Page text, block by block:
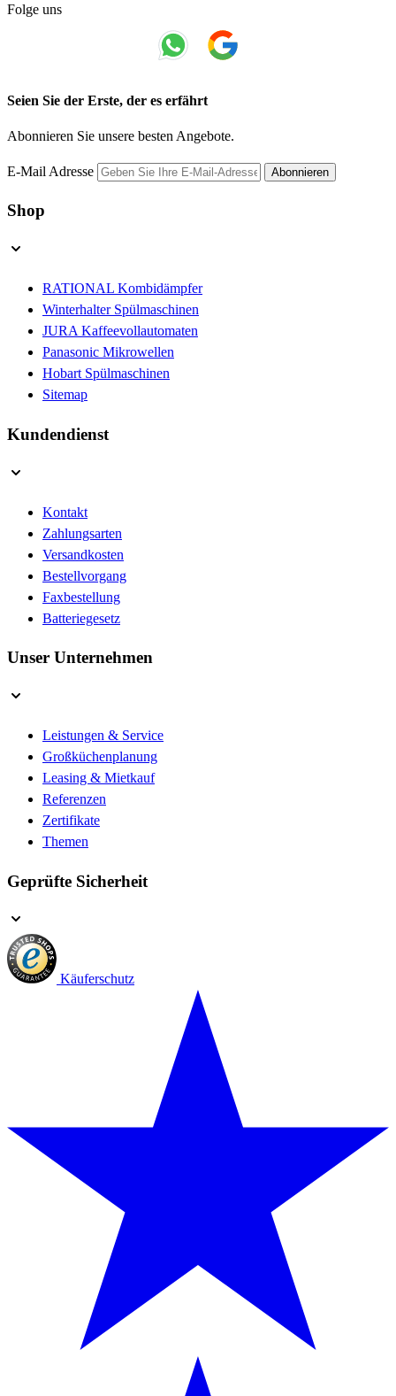
Folge uns
Seien Sie der Erste, der es erfährt
Abonnieren Sie unsere besten Angebote.
E-Mail Adresse Abonnieren
Shop
RATIONAL Kombidämpfer
Winterhalter Spülmaschinen
JURA Kaffeevollautomaten
Panasonic Mikrowellen
Hobart Spülmaschinen
Sitemap
Kundendienst
Kontakt
Zahlungsarten
Versandkosten
Bestellvorgang
Faxbestellung
Batteriegesetz
Unser Unternehmen
Leistungen & Service
Großküchenplanung
Leasing & Mietkauf
Referenzen
Zertifikate
Themen
Geprüfte Sicherheit
Käuferschutz